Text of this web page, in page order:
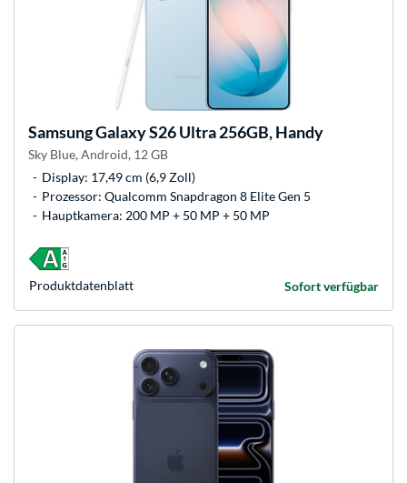
SamsungGalaxy S26 Ultra 256GB, Handy
Sky Blue, Android, 12 GB
Display: 17,49 cm (6,9 Zoll)
Prozessor: Qualcomm Snapdragon 8 Elite Gen 5
Hauptkamera: 200 MP + 50 MP + 50 MP
Sofort verfügbar
Produkt­datenblatt